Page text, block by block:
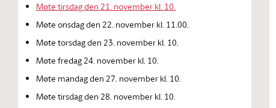
Møte tirsdag den 21. november kl. 10.
Møte onsdag den 22. november kl. 11.00.
Møte torsdag den 23. november kl. 10.
Møte fredag 24. november kl. 10.
Møte mandag den 27. november kl. 10.
Møte tirsdag den 28. november kl. 10.